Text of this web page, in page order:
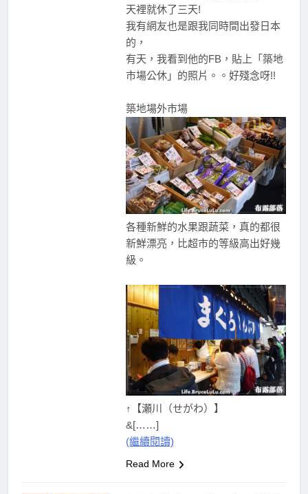
天裡就休了三天!
我有網友也是跟我同時間出發日本
的，
有天，我看到他的FB，貼上「築地
市場公休」的照片。。好殘念呀!!
築地場外市場
各種新鮮的水果跟蔬菜，真的都很
新鮮漂亮，比超市的等級高出好幾
級。
↑【瀬川（せがわ）】
&[……]
(繼續閱讀)
Read More